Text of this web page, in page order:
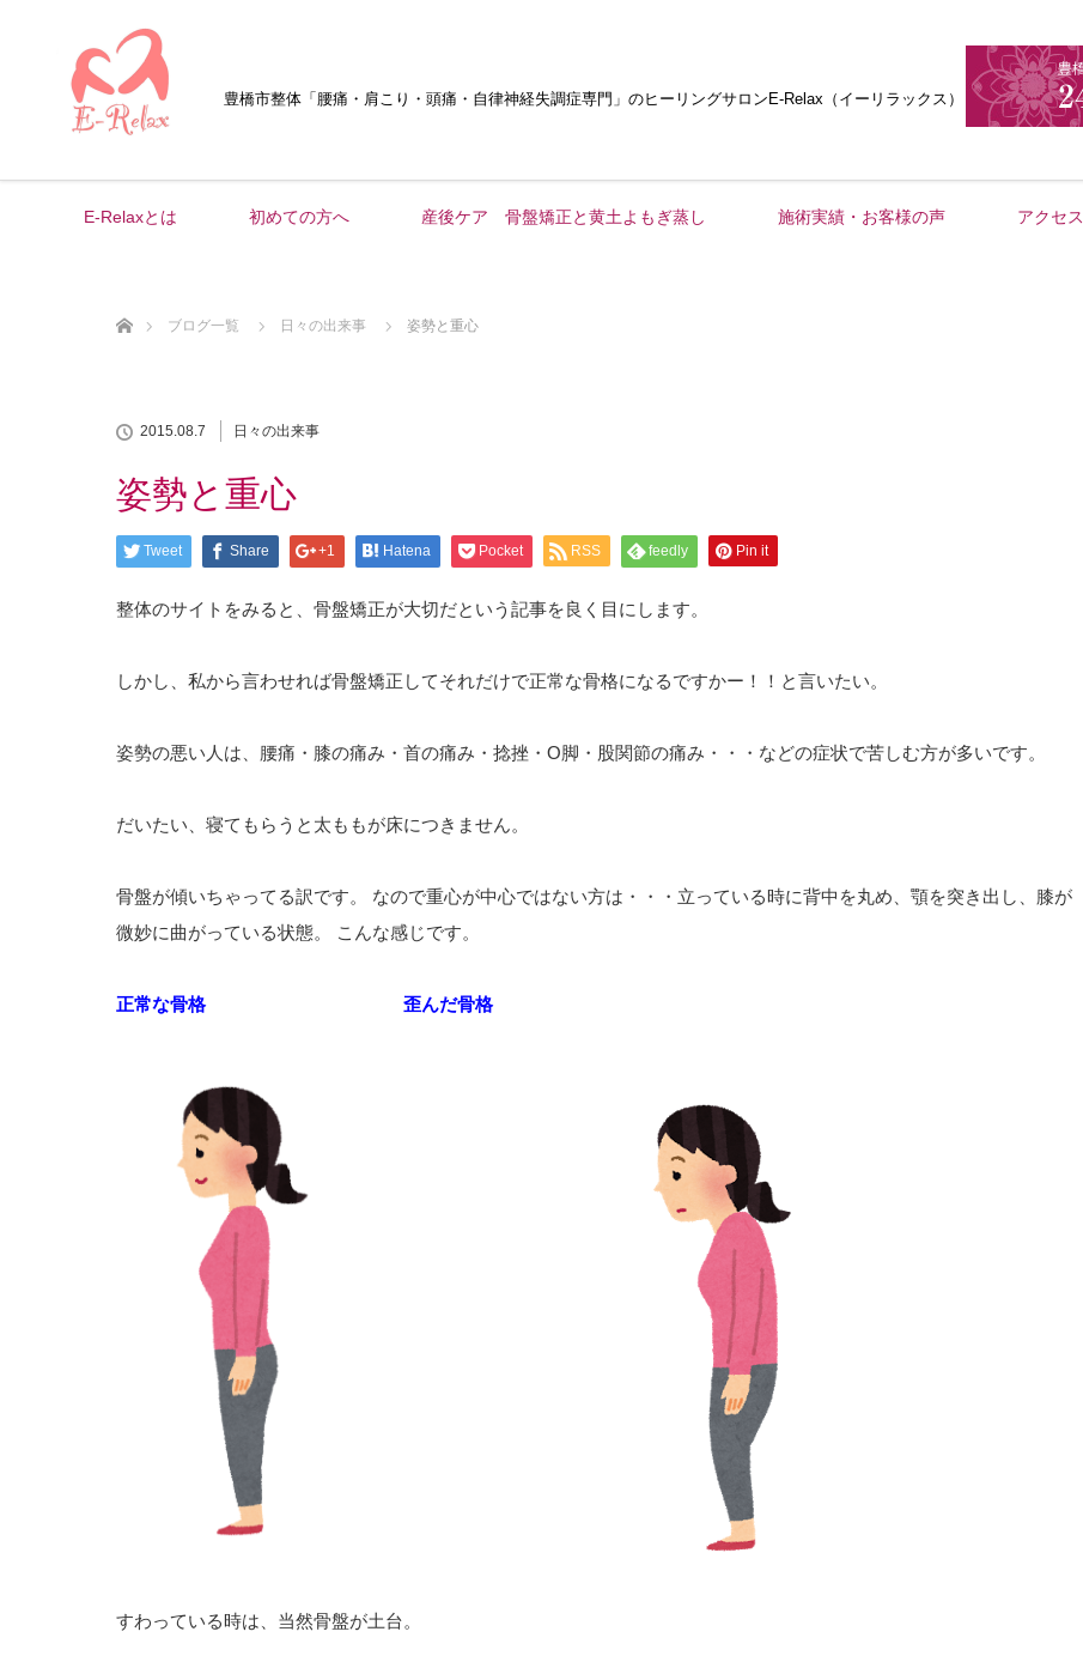
豊橋市整体 「腰痛・肩こり・頭痛・自律神経失調症専門」 のヒーリングサロンE-Relax（イーリラックス）
E-Relaxとは 初めての方へ 産後ケア 骨盤矯正と黄土よもぎ蒸し 施術実績・お客様の声 アクセス
ブログ一覧
日々の出来事 姿勢と重心
2015.08.7 日々の出来事
姿勢と重心
Tweet Share +1 Hatena Pocket RSS feedly Pin it
整体のサイトをみると、骨盤矯正が大切だという記事を良く目にします。
しかし、私から言わせれば骨盤矯正してそれだけで正常な骨格になるですかー！！と言いたい。
姿勢の悪い人は、腰痛・膝の痛み・首の痛み・捻挫・O脚・股関節の痛み・・・などの症状で苦しむ方が多いです。
だいたい、寝てもらうと太ももが床につきません。
骨盤が傾いちゃってる訳です。 なので重心が中心ではない方は・・・立っている時に背中を丸め、顎を突き出し、膝が
微妙に曲がっている状態。 こんな感じです。
正常な骨格 歪んだ骨格
すわっている時は、当然骨盤が土台。